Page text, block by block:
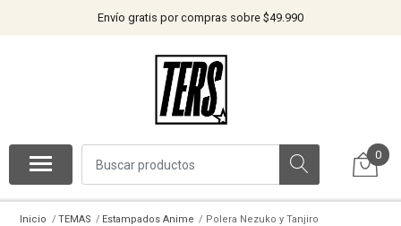
Envío gratis por compras sobre $49.990
0
Inicio TEMAS Estampados Anime Polera Nezuko y Tanjiro